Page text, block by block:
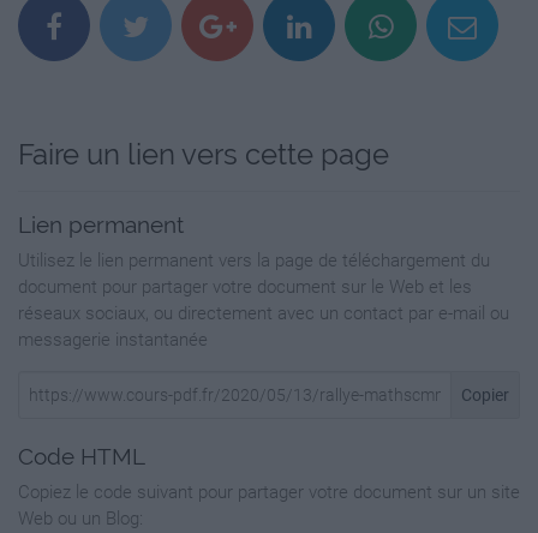
Faire un lien vers cette page
Lien permanent
Utilisez le lien permanent vers la page de téléchargement du
document pour partager votre document sur le Web et les
réseaux sociaux, ou directement avec un contact par e-mail ou
messagerie instantanée
Copier
Code HTML
Copiez le code suivant pour partager votre document sur un site
Web ou un Blog: